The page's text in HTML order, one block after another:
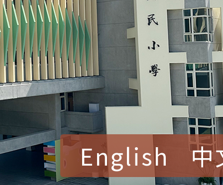
English 中
賀！本校參加桃園市中